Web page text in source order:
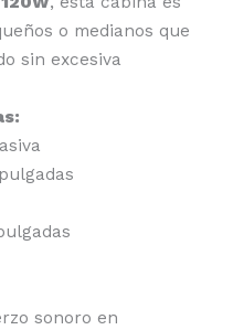
o medianos que
sin excesiva
sonoro en